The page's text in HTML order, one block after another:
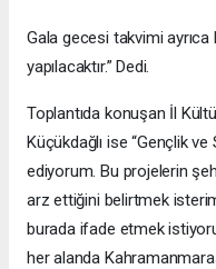
Gala gecesi takvimi
yapılacaktır.” Dedi.
Toplantıda konuşan İl
Küçükdağlı ise “Gençlik
ediyorum. Bu projelerin
arz ettiğini belirtmek
burada ifade etmek
her alanda